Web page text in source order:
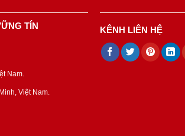
TÍN
Nam.
Việt Nam.
KÊNH LIÊN HỆ